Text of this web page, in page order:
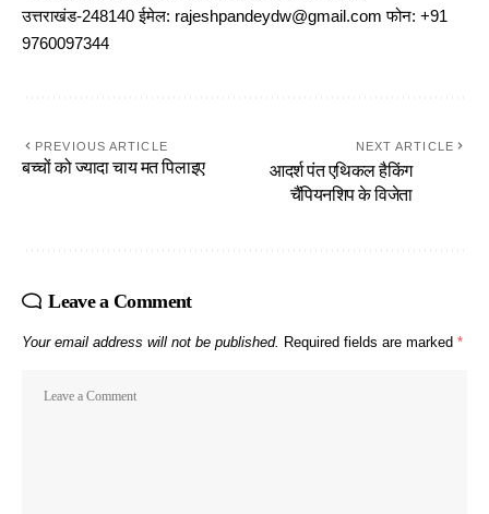
उत्तराखंड-248140 ईमेल: rajeshpandeydw@gmail.com फोन: +91
9760097344
PREVIOUS ARTICLE
बच्चों को ज्यादा चाय मत पिलाइए
NEXT ARTICLE
आदर्श पंत एथिकल हैकिंग
चैंपियनशिप के विजेता
Leave a Comment
Your email address will not be published. Required fields are marked *